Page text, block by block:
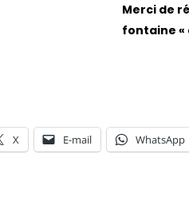
Merci de
fontaine «
X E-mail WhatsApp